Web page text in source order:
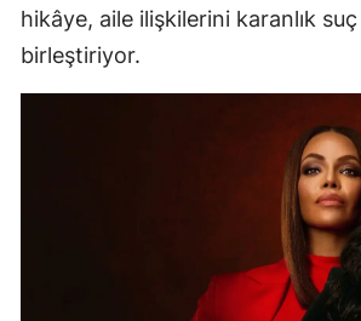
hikâye, aile ilişkilerini karanlık
birleştiriyor.